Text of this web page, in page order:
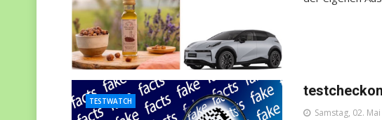
TESTWATCH
Samstag, 02.